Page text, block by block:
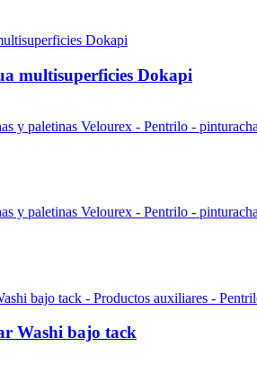
multisuperficies Dokapi
Washi bajo tack